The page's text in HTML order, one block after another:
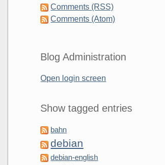
Comments (RSS)
Comments (Atom)
Blog Administration
Open login screen
Show tagged entries
bahn
debian
debian-english